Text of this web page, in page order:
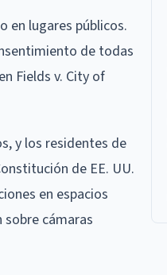
en lugares públicos.
de todas
Fields v. City of
y los residentes de
de EE. UU.
en espacios
cámaras